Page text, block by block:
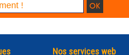
Nos services web